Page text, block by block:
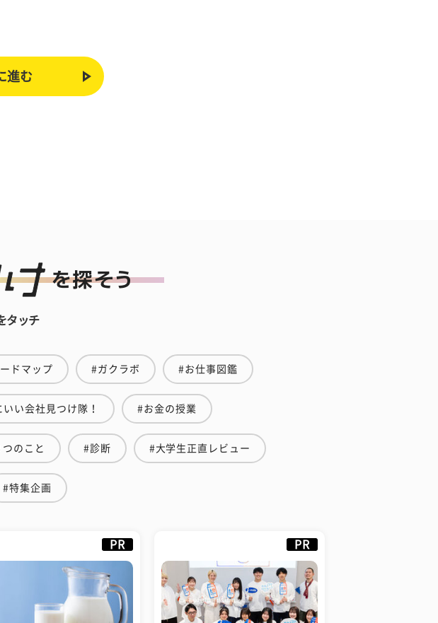
タッチ
ドマップ #ガクラボ #お仕事図鑑
い会社見つけ隊！ #お金の授業
のこと #診断 #大学生正直レビュー
#特集企画
PR PR